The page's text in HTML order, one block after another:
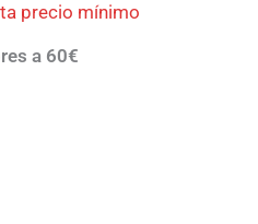
precio mínimo
a 60€